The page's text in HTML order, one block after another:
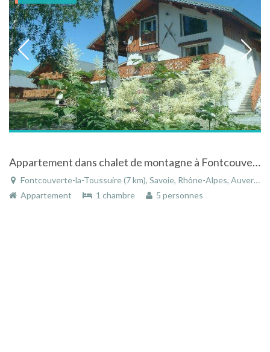
Appartement dans chalet de montagne à Fontcouverte-la-Toussuire en Savoie
Fontcouverte-la-Toussuire (7 km), Savoie, Rhône-Alpes, Auvergne-Rhône-Alpes, France
Appartement
1 chambre 5 personnes